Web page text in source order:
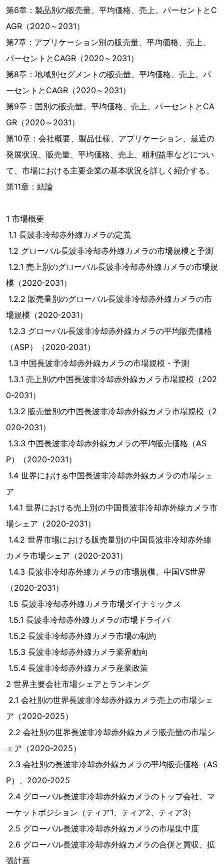
第6章：製品別の販売量、平均価格、売上、パーセントとC
AGR（2020～2031）
第7章：アプリケーション別の販売量、平均価格、売上、
パーセントとCAGR（2020～2031）
第8章：地域別セグメントの販売量、平均価格、売上、パ
ーセントとCAGR（2020～2031）
第9章：国別の販売量、平均価格、売上、パーセントとCA
GR（2020～2031）
第10章：会社概要、製品仕様、アプリケーション、最近の
発展状況、販売量、平均価格、売上、粗利益率などについ
て、市場における主要企業の基本状況を詳しく紹介する。
第11章：結論
1 市場概要
1.1 長波非冷却赤外線カメラの定義
1.2 グローバル長波非冷却赤外線カメラの市場規模と予測
1.2.1 売上別のグローバル長波非冷却赤外線カメラの市場規
模（2020-2031）
1.2.2 販売量別のグローバル長波非冷却赤外線カメラの市
場規模（2020-2031）
1.2.3 グローバル長波非冷却赤外線カメラの平均販売価格
（ASP）（2020-2031）
1.3 中国長波非冷却赤外線カメラの市場規模・予測
1.3.1 売上別の中国長波非冷却赤外線カメラ市場規模（202
0-2031）
1.3.2 販売量別の中国長波非冷却赤外線カメラ市場規模（2
020-2031）
1.3.3 中国長波非冷却赤外線カメラの平均販売価格（AS
P）（2020-2031）
1.4 世界における中国長波非冷却赤外線カメラの市場シェ
ア
1.4.1 世界における売上別の中国長波非冷却赤外線カメラ市
場シェア（2020-2031）
1.4.2 世界市場における販売量別の中国長波非冷却赤外線
カメラ市場シェア（2020-2031）
1.4.3 長波非冷却赤外線カメラの市場規模、中国VS世界
（2020-2031）
1.5 長波非冷却赤外線カメラ市場ダイナミックス
1.5.1 長波非冷却赤外線カメラの市場ドライバ
1.5.2 長波非冷却赤外線カメラ市場の制約
1.5.3 長波非冷却赤外線カメラ業界動向
1.5.4 長波非冷却赤外線カメラ産業政策
2 世界主要会社市場シェアとランキング
2.1 会社別の世界長波非冷却赤外線カメラ売上の市場シェ
ア（2020-2025）
2.2 会社別の世界長波非冷却赤外線カメラ販売量の市場シ
ェア（2020-2025）
2.3 会社別の長波非冷却赤外線カメラの平均販売価格（AS
P）、2020-2025
2.4 グローバル長波非冷却赤外線カメラのトップ会社、マ
ーケットポジション（ティア1、ティア2、ティア3）
2.5 グローバル長波非冷却赤外線カメラの市場集中度
2.6 グローバル長波非冷却赤外線カメラの合併と買収、拡
張計画